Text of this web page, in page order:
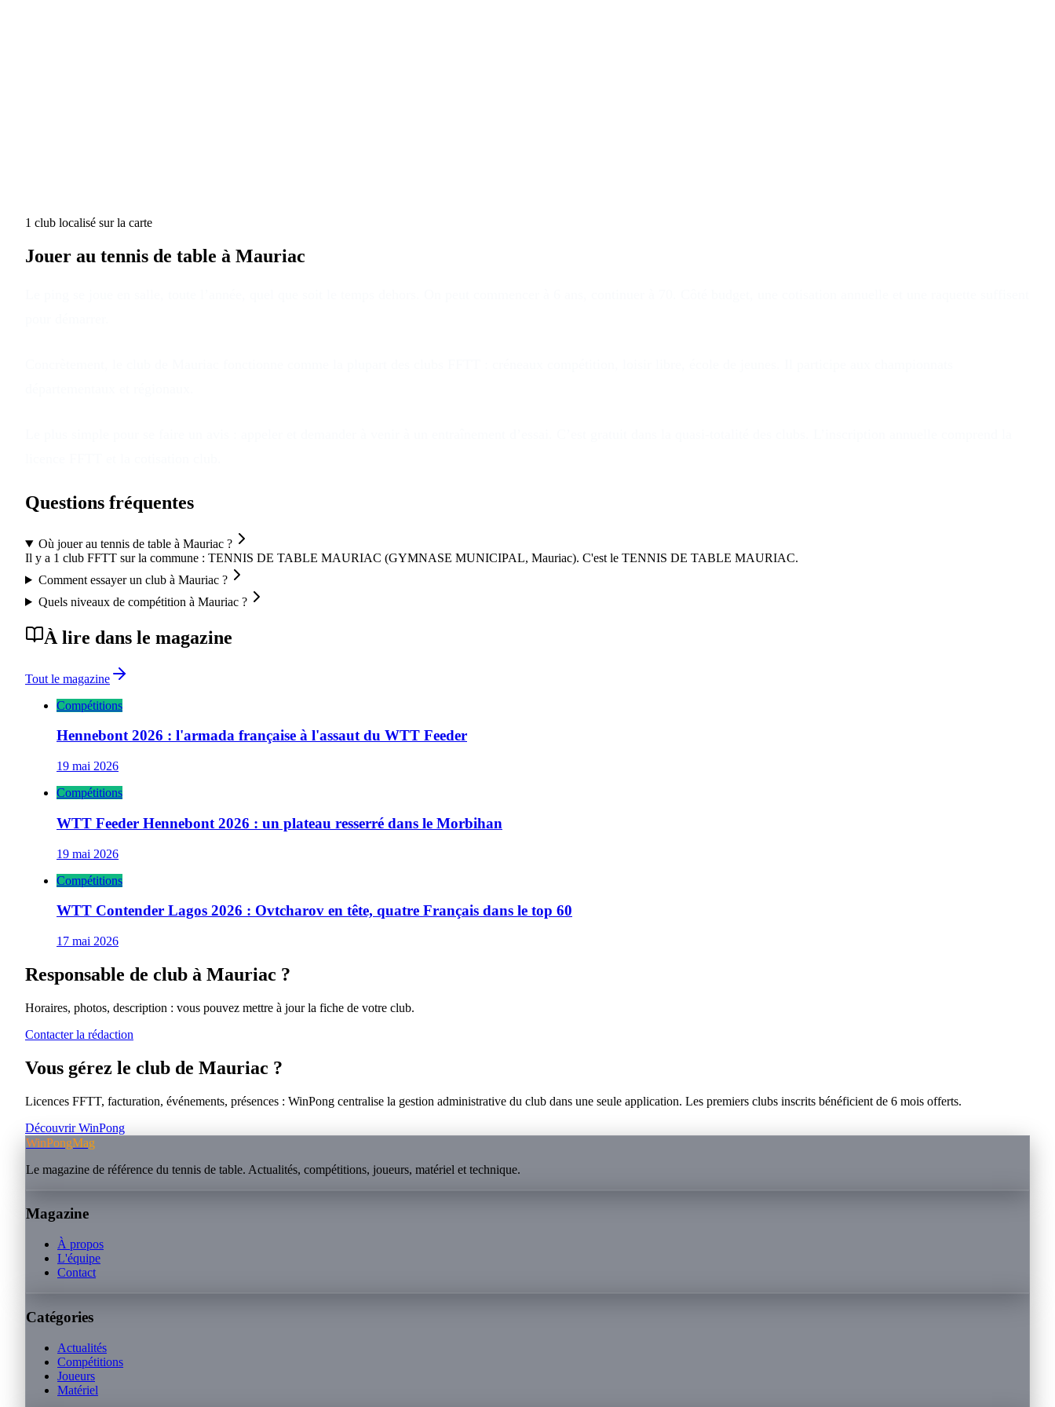
1 club localisé sur la carte
Jouer au tennis de table à Mauriac
Questions fréquentes
Où jouer au tennis de table à Mauriac ?
Il y a 1 club FFTT sur la commune : TENNIS DE TABLE MAURIAC (GYMNASE MUNICIPAL, Mauriac). C'est le TENNIS DE TABLE MAURIAC.
Comment essayer un club à Mauriac ?
Quels niveaux de compétition à Mauriac ?
À lire dans le magazine
Tout le magazine
Compétitions
Hennebont 2026 : l'armada française à l'assaut du WTT Feeder
19 mai 2026
Compétitions
WTT Feeder Hennebont 2026 : un plateau resserré dans le Morbihan
19 mai 2026
Compétitions
WTT Contender Lagos 2026 : Ovtcharov en tête, quatre Français dans le top 60
17 mai 2026
Responsable de club à Mauriac ?
Horaires, photos, description : vous pouvez mettre à jour la fiche de votre club.
Contacter la rédaction
Vous gérez le club de Mauriac ?
Licences FFTT, facturation, événements, présences : WinPong centralise la gestion administrative du club dans une seule application. Les premiers clubs inscrits bénéficient de 6 mois offerts.
Découvrir WinPong
WinPongMag
Le magazine de référence du tennis de table. Actualités, compétitions, joueurs, matériel et technique.
Magazine
À propos
L'équipe
Contact
Catégories
Actualités
Compétitions
Joueurs
Matériel